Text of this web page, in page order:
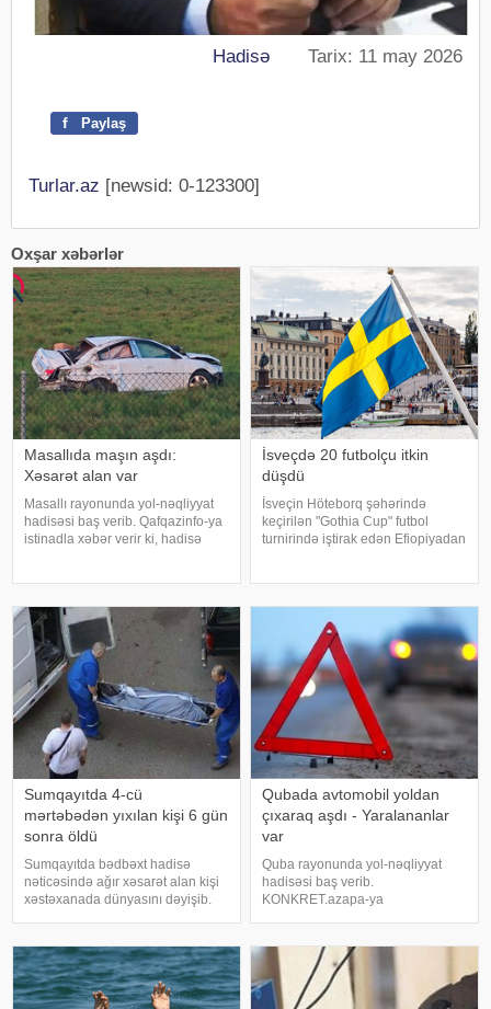
Hadisə Tarix: 11 may 2026
f Paylaş
Turlar.az [newsid: 0-123300]
Oxşar xəbərlər
Masallıda maşın aşdı:
Xəsarət alan var
Masallı rayonunda yol-nəqliyyat
hadisəsi baş verib. Qafqazinfo-ya
istinadla xəbər verir ki, hadisə
maşın idarəetmədə
İsveçdə 20 futbolçu itkin
düşdü
İsveçin Höteborq şəhərində
keçirilən "Gothia Cup" futbol
turnirində iştirak edən Efiopiyadan
istinadən xəbər verir ki, poli
Sumqayıtda 4-cü
mərtəbədən yıxılan kişi 6 gün
sonra öldü
Sumqayıtda bədbəxt hadisə
nəticəsində ağır xəsarət alan kişi
xəstəxanada dünyasını dəyişib.
mikrorayon ərazisində baş verib.
Belə ki, 1962-c
Qubada avtomobil yoldan
çıxaraq aşdı - Yaralananlar
var
Quba rayonunda yol-nəqliyyat
hadisəsi baş verib.
KONKRET.azapa-ya
yolunun Püstəqasım kəndi
ərazisindən keçən hissəsində
qeydə alınıb. İlkin məlumata
əsasən, UAZ markal